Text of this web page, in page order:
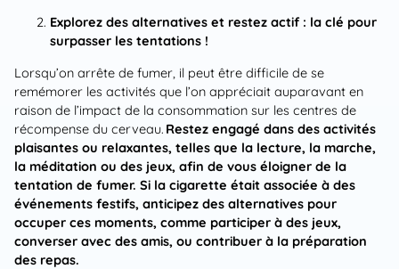
Explorez des alternatives et restez actif : la clé pour
surpasser les tentations !
Lorsqu’on arrête de fumer, il peut être difficile de se
remémorer les activités que l’on appréciait auparavant en
raison de l’impact de la consommation sur les centres de
récompense du cerveau. Restez engagé dans des activités
plaisantes ou relaxantes, telles que la lecture, la marche,
la méditation ou des jeux, afin de vous éloigner de la
tentation de fumer. Si la cigarette était associée à des
événements festifs, anticipez des alternatives pour
occuper ces moments, comme participer à des jeux,
converser avec des amis, ou contribuer à la préparation
des repas.